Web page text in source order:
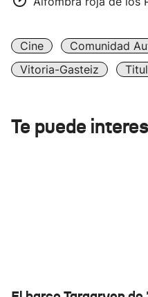
Cine
Comunidad
Vitoria-Gasteiz
Te puede